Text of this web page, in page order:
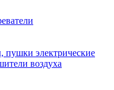
пушки электрические
воздуха